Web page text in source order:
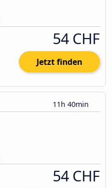
54 CHF
Jetzt finden
11h 40min
54 CHF